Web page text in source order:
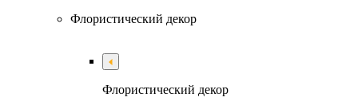
Флористический декор
Флористический декор